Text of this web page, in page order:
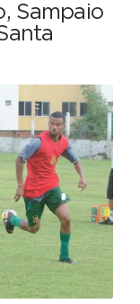
Sampaio